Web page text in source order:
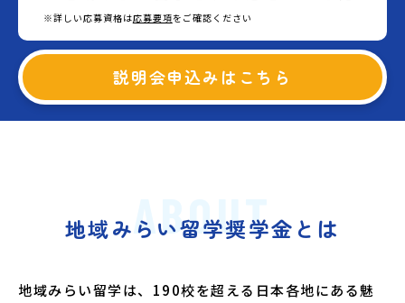
※詳しい応募資格は応募要項をご確認ください
説明会申込みはこちら
ABOUT
地域みらい留学奨学金とは
地域みらい留学は、190校を超える日本各地にある魅